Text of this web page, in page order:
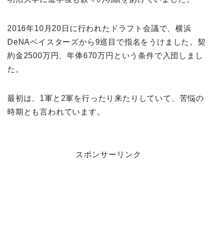
2016年10月20日に行われたドラフト会議で、横浜
DeNAベイスターズから9巡目で指名をうけました。契
約金2500万円、年俸670万円という条件で入団しまし
た。
最初は、1軍と2軍を行ったり来たりしていて、苦悩の
時期とも言われています。
スポンサーリンク